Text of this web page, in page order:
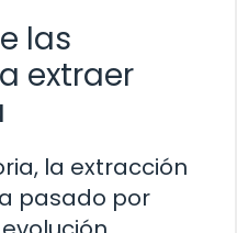
las
extraer
la extracción
pasado por